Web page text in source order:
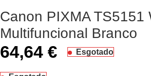
Canon PIXMA TS5151
Multifuncional Branco
64,64 € Esgotado